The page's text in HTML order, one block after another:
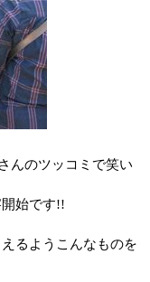
んのツッコミで笑い
始です!!
るようこんなものを